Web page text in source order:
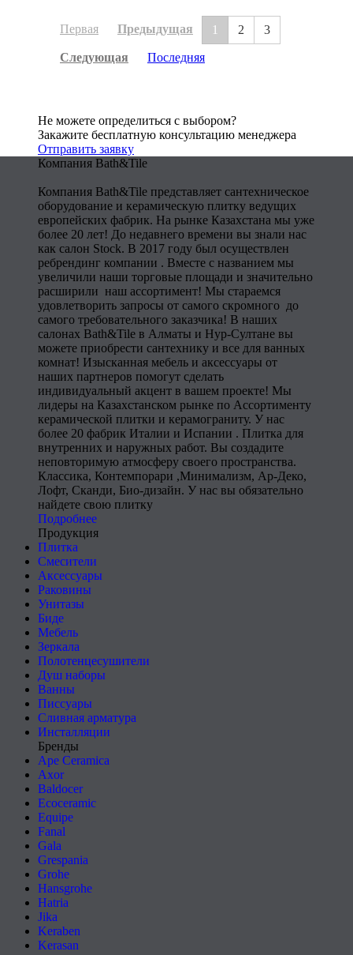
Первая Предыдущая 1 2 3
Следующая Последняя
Не можете определиться с выбором?
Закажите бесплатную консультацию менеджера
Отправить заявку
Компания Bath&Tile
Компания Bath&Tile представляет сантехническое
оборудование и керамическую плитку ведущих
европейских фабрик. На рынке Казахстана мы уже
более 20 лет! До недавнего времени вы знали нас
как салон Stock. В 2017 году был осуществлен
ребрендинг компании . Вместе с названием мы
увеличили наши торговые площади и значительно
расширили наш ассортимент! Мы стараемся
удовлетворить запросы от самого скромного до
самого требовательного заказчика! В наших
салонах Bath&Tile в Алматы и Нур-Султане вы
можете приобрести сантехнику и все для ванных
комнат! Изысканная мебель и аксессуары от
наших партнеров помогут сделать
индивидуальный акцент в вашем проекте! Мы
лидеры на Казахстанском рынке по Ассортименту
керамической плитки и керамограниту. У нас
более 20 фабрик Италии и Испании . Плитка для
внутренних и наружных работ. Вы создадите
неповторимую атмосферу своего пространства.
Классика, Контемпорари ,Минимализм, Ар-Деко,
Лофт, Сканди, Био-дизайн. У нас вы обязательно
найдете свою плитку
Подробнее
Продукция
Плитка
Смесители
Аксессуары
Раковины
Унитазы
Биде
Мебель
Зеркала
Полотенцесушители
Душ наборы
Ванны
Писсуары
Сливная арматура
Инсталляции
Бренды
Ape Ceramica
Axor
Baldocer
Ecoceramic
Equipe
Fanal
Gala
Grespania
Grohe
Hansgrohe
Hatria
Jika
Keraben
Kerasan